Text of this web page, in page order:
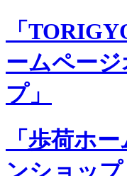
「
ームペー
プ」
「歩荷ホ